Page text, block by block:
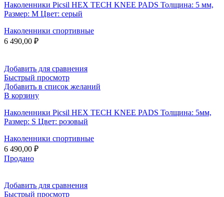
Наколенники Picsil HEX TECH KNEE PADS Толщина: 5 мм,
Размер: M Цвет: серый
Наколенники спортивные
6 490,00 ₽
Добавить для сравнения
Быстрый просмотр
Добавить в список желаний
В корзину
Наколенники Picsil HEX TECH KNEE PADS Толщина: 5мм,
Размер: S Цвет: розовый
Наколенники спортивные
6 490,00 ₽
Продано
Добавить для сравнения
Быстрый просмотр